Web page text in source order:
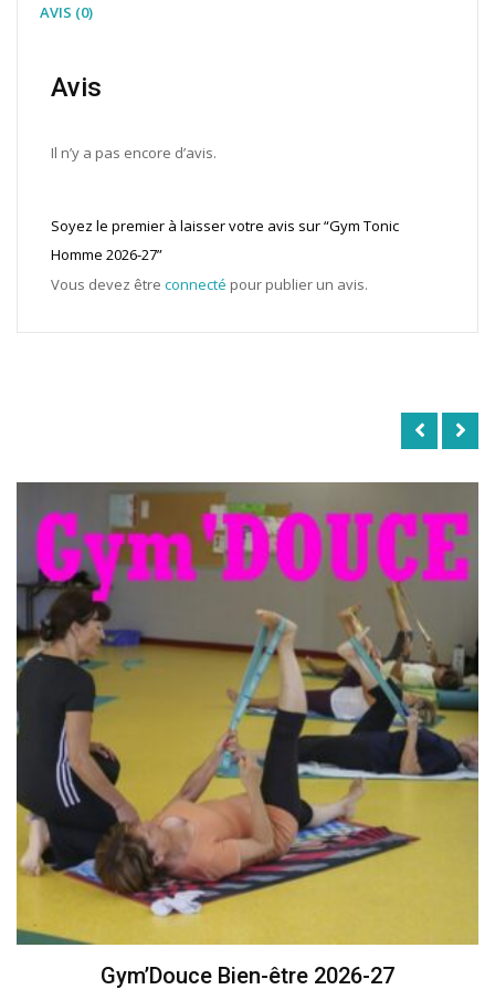
AVIS (0)
Avis
Il n’y a pas encore d’avis.
Soyez le premier à laisser votre avis sur “Gym Tonic
Homme 2026-27”
Vous devez être connecté pour publier un avis.
Gym’Douce Bien-être 2026-27